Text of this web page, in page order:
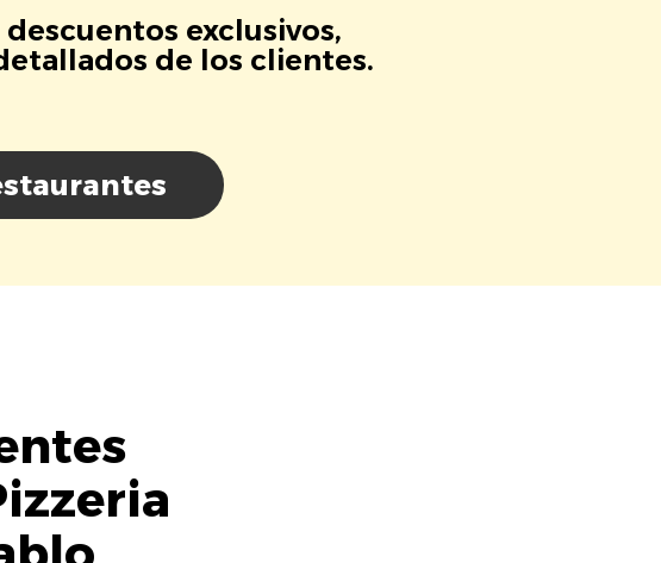
exclusivos,
de los clientes.